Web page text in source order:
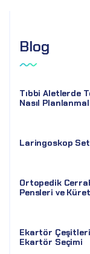
Blog
Tıbbi Aletlerde
Nasıl
Laringoskop
Ortopedik
Pensleri ve
Ekartör
Ekartör Seçimi